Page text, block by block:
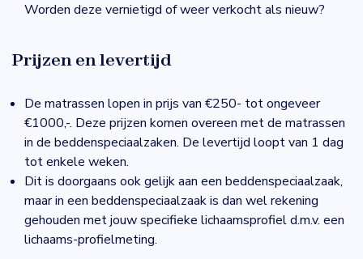
Worden deze vernietigd of weer verkocht als nieuw?
Prijzen en levertijd
De matrassen lopen in prijs van €250- tot ongeveer
€1000,-. Deze prijzen komen overeen met de matrassen
in de beddenspeciaalzaken. De levertijd loopt van 1 dag
tot enkele weken.
Dit is doorgaans ook gelijk aan een beddenspeciaalzaak,
maar in een beddenspeciaalzaak is dan wel rekening
gehouden met jouw specifieke lichaamsprofiel d.m.v. een
lichaams-profielmeting.